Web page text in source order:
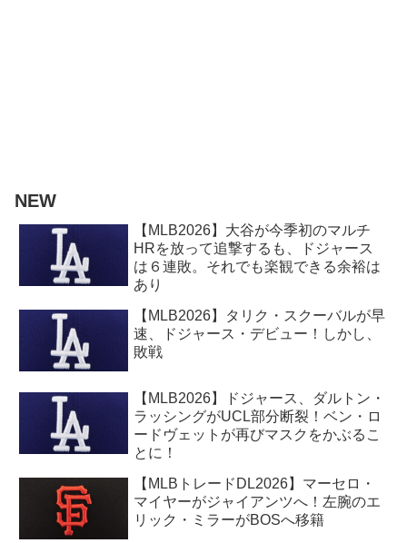
NEW
【MLB2026】大谷が今季初のマルチ
HRを放って追撃するも、ドジャース
は６連敗。それでも楽観できる余裕は
あり
【MLB2026】タリク・スクーバルが早
速、ドジャース・デビュー！しかし、
敗戦
【MLB2026】ドジャース、ダルトン・
ラッシングがUCL部分断裂！ベン・ロ
ードヴェットが再びマスクをかぶるこ
とに！
【MLBトレードDL2026】マーセロ・
マイヤーがジャイアンツへ！左腕のエ
リック・ミラーがBOSへ移籍